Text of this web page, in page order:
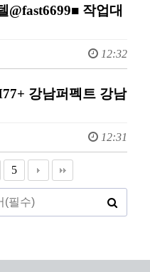
@fast6699■ 작업대
12:32
강남퍼펙트 강남
12:31
5